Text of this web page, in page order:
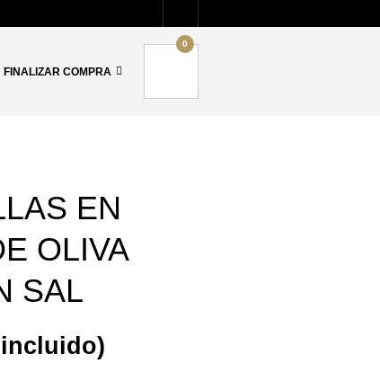
FINALIZAR COMPRA
0
EN
OLIVA
SAL
incluido)